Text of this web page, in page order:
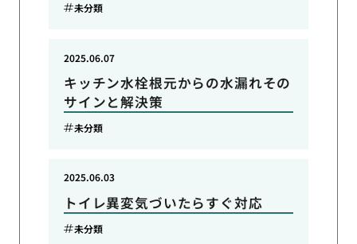
未分類
キッチン水栓根元からの水漏れその
サインと解決策
2025.06.07
未分類
トイレ異変気づいたらすぐ対応
2025.06.03
未分類